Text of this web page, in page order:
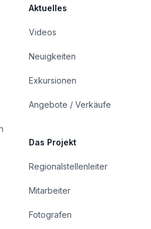
Aktuelles
Videos
Neuigkeiten
Exkursionen
Angebote / Verkäufe
Das Projekt
Regionalstellenleiter
Mitarbeiter
Fotografen